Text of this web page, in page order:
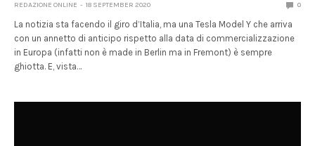
REDAZIONE ONLINE 18 SEPTEMBER 2020 0
La notizia sta facendo il giro d’Italia, ma una Tesla Model Y che arriva
con un annetto di anticipo rispetto alla data di commercializzazione
in Europa (infatti non è made in Berlin ma in Fremont) è sempre
ghiotta. E, vista…